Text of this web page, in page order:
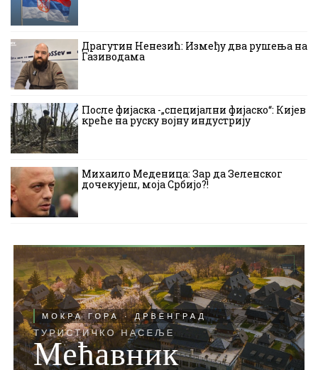
Драгутин Ненезић: Између два рушења на
Газиводама
После фијаска -„специјални фијаско“: Кијев
креће на руску војну индустрију
Михаило Меденица: Зар да Зеленског
дочекујеш, моја Србијо?!